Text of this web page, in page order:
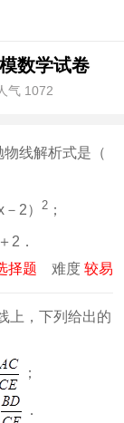
数学试卷
气 1072
线解析式是（
2） 2 ；
＋2．
择题 难度 较易
上，下列给出的
；
．